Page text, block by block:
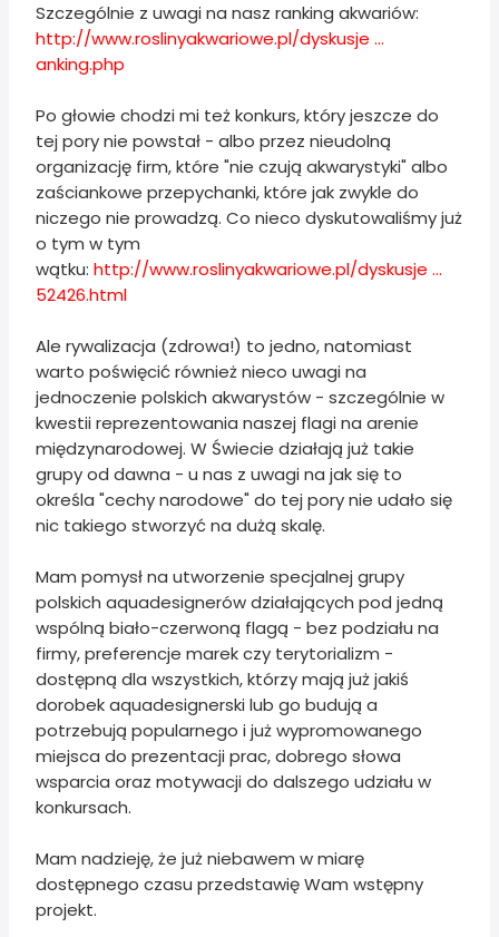
Szczególnie z uwagi na nasz ranking akwariów:
http://www.roslinyakwariowe.pl/dyskusje ...
anking.php
Po głowie chodzi mi też konkurs, który jeszcze do
tej pory nie powstał - albo przez nieudolną
organizację firm, które "nie czują akwarystyki" albo
zaściankowe przepychanki, które jak zwykle do
niczego nie prowadzą. Co nieco dyskutowaliśmy już
o tym w tym
wątku: http://www.roslinyakwariowe.pl/dyskusje ...
52426.html
Ale rywalizacja (zdrowa!) to jedno, natomiast
warto poświęcić również nieco uwagi na
jednoczenie polskich akwarystów - szczególnie w
kwestii reprezentowania naszej flagi na arenie
międzynarodowej. W Świecie działają już takie
grupy od dawna - u nas z uwagi na jak się to
określa "cechy narodowe" do tej pory nie udało się
nic takiego stworzyć na dużą skalę.
Mam pomysł na utworzenie specjalnej grupy
polskich aquadesignerów działających pod jedną
wspólną biało-czerwoną flagą - bez podziału na
firmy, preferencje marek czy terytorializm -
dostępną dla wszystkich, którzy mają już jakiś
dorobek aquadesignerski lub go budują a
potrzebują popularnego i już wypromowanego
miejsca do prezentacji prac, dobrego słowa
wsparcia oraz motywacji do dalszego udziału w
konkursach.
Mam nadzieję, że już niebawem w miarę
dostępnego czasu przedstawię Wam wstępny
projekt.